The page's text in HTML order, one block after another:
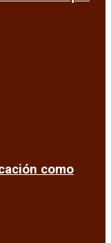
como